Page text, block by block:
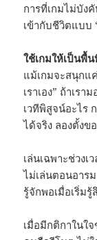
การที่เกมไม่บัง
เข้ากับชีวิตแบบ
ใช้เกมให้เป็นพื้น
แม้เกมจะสนุกแ
เราเอง” ถ้าเร
เวทีพิสูจน์อะไร
ได้จริง ลองตั้งข
เล่นเฉพาะช่วงเ
ไม่เล่นตอนอาร
รู้จักพอเมื่อเริ่ม
เมื่อมีกติกาในใจ